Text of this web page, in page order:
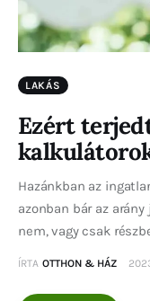
LAKÁS
Ezért
Hazánkban az
azonban bár az
nem, vagy csak
ÍRTA OTTHON & HÁZ